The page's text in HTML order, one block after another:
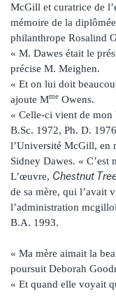
McGill et curatrice de
mémoire de la
philanthrope Rosalind
« M. Dawes était le
précise M. Meighen.
« Et on lui doit
ajoute Mme Owens.
« Celle-ci vient de mon
B.Sc. 1972, Ph. D.
l’Université McGill, en
Sidney Dawes. « C’est
L’œuvre, Chestnut
de sa mère, qui l’avait
l’administration
B.A. 1993.
« Ma mère aimait la
poursuit Deborah
« Et quand elle voyait